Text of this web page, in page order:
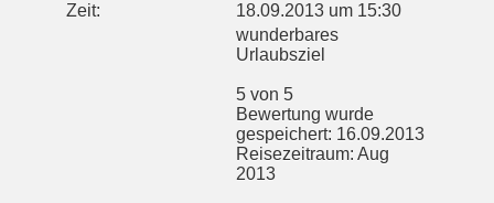
Zeit:
18.09.2013 um 15:30
wunderbares
Urlaubsziel
5 von 5
Bewertung wurde
gespeichert: 16.09.2013
Reisezeitraum: Aug
2013